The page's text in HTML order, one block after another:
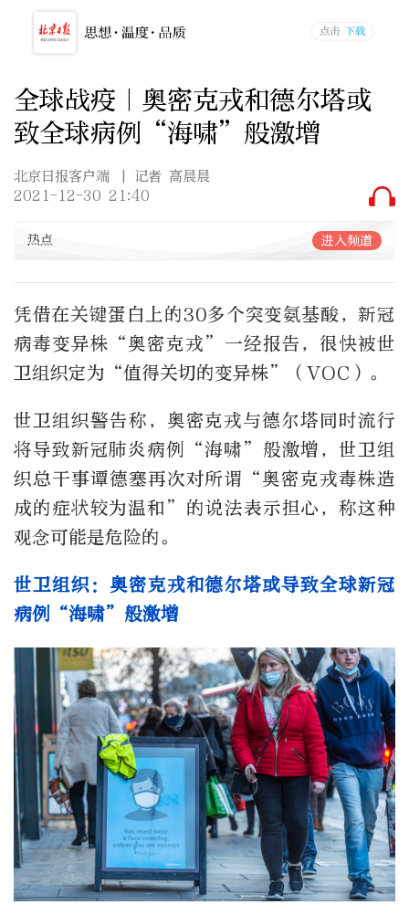
全球战疫｜奥密克戎和德尔塔或
致全球病例“海啸”般激增
北京日报客户端
| 记者 高晨晨
2021-12-30 21:40
热点 进入频道
凭借在关键蛋白上的30多个突变氨基酸，新冠
病毒变异株“奥密克戎”一经报告，很快被世
卫组织定为“值得关切的变异株”（VOC）。
世卫组织警告称，奥密克戎与德尔塔同时流行
将导致新冠肺炎病例“海啸”般激增，世卫组
织总干事谭德塞再次对所谓“奥密克戎毒株造
成的症状较为温和”的说法表示担心，称这种
观念可能是危险的。
世卫组织：奥密克戎和德尔塔或导致全球新冠
病例“海啸”般激增